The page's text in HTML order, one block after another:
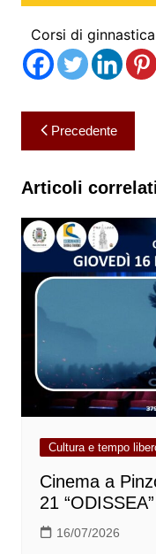
Corsi di
Navigazione
articoli
Precedente
Articoli
Cultura e tempo
Cinema a
21 “ODISSEA”
16/07/2026